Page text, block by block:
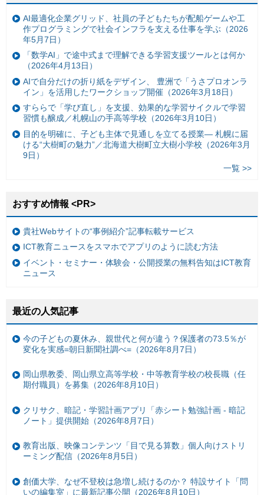
AI最適化企業グリッド、社員の子どもたちが配船ゲームや工
作プログラミングで社会インフラを支える仕事を学ぶ（2026
年5月7日）
「数学AI」で途中式まで理解できる学習支援ツールとは何か
（2026年4月13日）
AIで自分だけの折り紙をデザイン、 豊洲で「うさプロオンラ
イン」を活用したワークショップ開催（2026年3月18日）
すららで「学び直し」を支援、効果的な学習サイクルで学習
習慣も醸成／札幌山の手高等学校（2026年3月10日）
目的を明確に、子ども主体で見通しを立てる授業— 札幌に届
ける“大樹町の魅力”／北海道大樹町立大樹小学校（2026年3月
9日）
一覧 >>
おすすめ情報 <PR>
貴社Webサイトの“事例紹介”記事転載サービス
ICT教育ニュースをスマホでアプリのように読む方法
イベント・セミナー・体験会・公開授業の無料告知はICT教育
ニュース
最近の人気記事
今の子どもの夏休み、親世代と何が違う？保護者の73.5％が
変化を実感=朝日新聞社調べ=（2026年8月7日）
岡山県教委、岡山県立高等学校・中等教育学校の校長職（任
期付職員）を募集（2026年8月10日）
クリサク、暗記・学習計画アプリ「赤シート勉強計画 - 暗記
ノート」提供開始（2026年8月7日）
教育出版、映像コンテンツ「目で見る算数」個人向けストリ
ーミング配信（2026年8月5日）
創価大学、なぜ不登校は急増し続けるのか？ 特設サイト「問
いの編集室」に最新記事公開（2026年8月10日）